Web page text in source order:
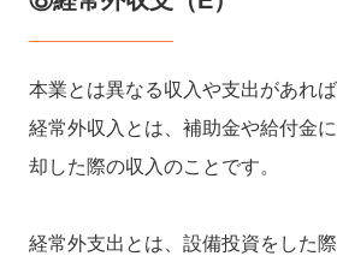
本業とは異なる収入や支出があれば
経常外収入とは、補助金や給付金
却した際の収入のことです。
経常外支出とは、設備投資をした